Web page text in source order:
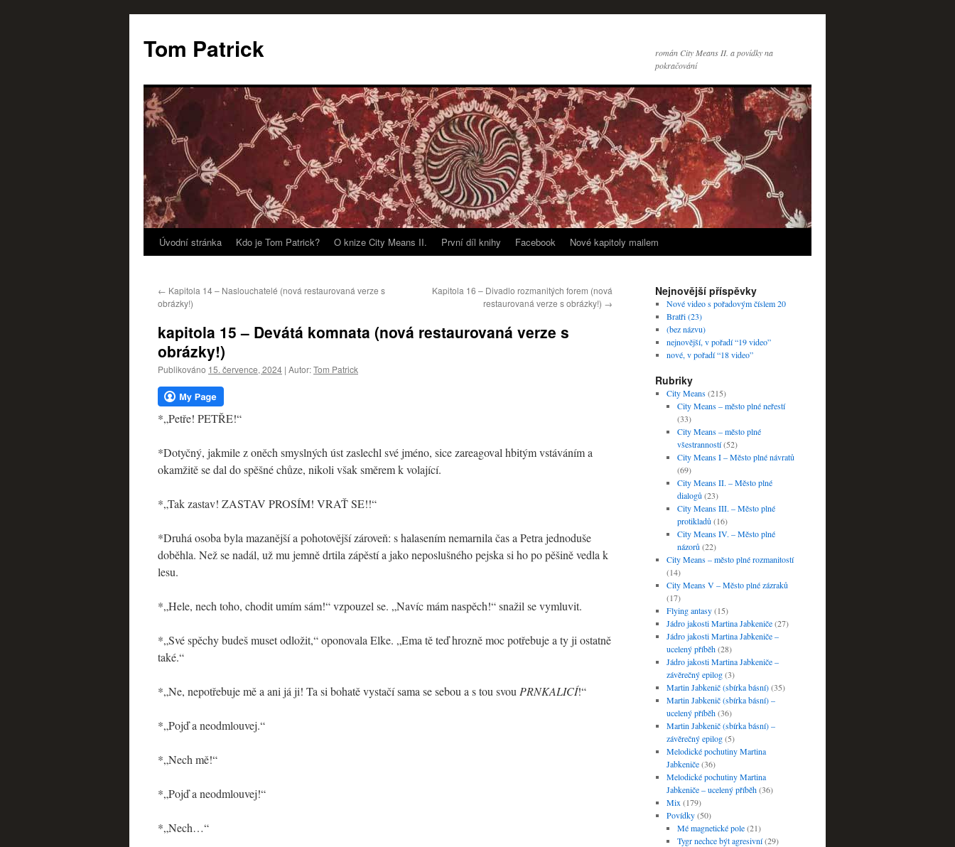
Tom Patrick
román City Means II. a povídky na
pokračování
Přejít
obsahu
Úvodní stránka Kdo je Tom Patrick? O knize City Means II. První díl knihy Facebook Nové kapitoly mailem
← Kapitola 14 – Naslouchatelé (nová restaurovaná verze s
obrázky!)
Kapitola 16 – Divadlo rozmanitých forem (nová
restaurovaná verze s obrázky!) →
kapitola 15 – Devátá komnata (nová restaurovaná verze s
obrázky!)
Publikováno 15. července, 2024 | Autor:Tom Patrick
*„Petře! PETŘE!“
*Dotyčný, jakmile z oněch smyslných úst zaslechl své jméno, sice zareagoval hbitým vstáváním a
okamžitě se dal do spěšné chůze, nikoli však směrem k volající.
*„Tak zastav! ZASTAV PROSÍM! VRAŤ SE!!“
*Druhá osoba byla mazanější a pohotovější zároveň: s halasením nemarnila čas a Petra jednoduše
doběhla. Než se nadál, už mu jemně drtila zápěstí a jako neposlušného pejska si ho po pěšině vedla k
lesu.
*„Hele, nech toho, chodit umím sám!“ vzpouzel se. „Navíc mám naspěch!“ snažil se vymluvit.
*„Své spěchy budeš muset odložit,“ oponovala Elke. „Ema tě teď hrozně moc potřebuje a ty ji ostatně
také.“
*„Ne, nepotřebuje mě a ani já ji! Ta si bohatě vystačí sama se sebou a s tou svou PRNKALICÍ!“
*„Pojď a neodmlouvej.“
*„Nech mě!“
*„Pojď a neodmlouvej!“
*„Nech…“
Nejnovější příspěvky
Nové video s pořadovým číslem 20
Bratři (23)
(bez názvu)
nejnovější, v pořadí “19 video”
nové, v pořadí “18 video”
Rubriky
City Means(215)
City Means – město plné neřestí
(33)
City Means – město plné
všestranností(52)
City Means I – Město plné návratů
(69)
City Means II. – Město plné
dialogů (23)
City Means III. – Město plné
protikladů (16)
City Means IV. – Město plné
názorů (22)
City Means – město plné rozmanitostí
(14)
City Means V – Město plné zázraků
(17)
Flying antasy(15)
Jádro jakosti Martina Jabkeniče(27)
Jádro jakosti Martina Jabkeniče –
ucelený příběh(28)
Jádro jakosti Martina Jabkeniče –
závěrečný epilog(3)
Martin Jabkenič (sbírka básní)(35)
Martin Jabkenič (sbírka básní) –
ucelený příběh(36)
Martin Jabkenič (sbírka básní) –
závěrečný epilog(5)
Melodické pochutiny Martina
Jabkeniče(36)
Melodické pochutiny Martina
Jabkeniče – ucelený příběh(36)
Mix (179)
Povídky(50)
Mé magnetické pole(21)
Tygr nechce být agresivní(29)